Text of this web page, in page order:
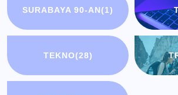
SURABAYA 90-AN(1)
TEKNO(28)